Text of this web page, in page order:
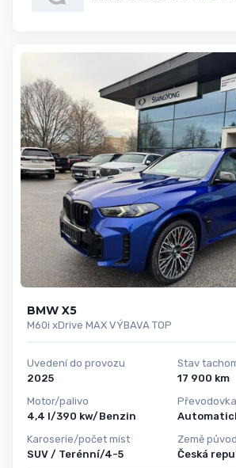
BMW X5
M60i xDrive MAX VÝBAVA TOP
Uvedení do provozu
2025
Motor/palivo
4,4 l/390 kw/Benzin
Karoserie/počet míst
SUV / Terénní/4-5
Stav
17 900 km
Země
Česká